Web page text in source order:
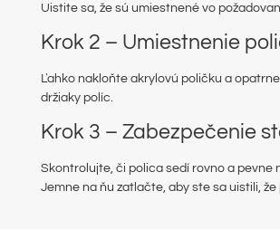
Uistite sa, že sú umiestnené vo
Krok 2 – Umiestnenie
Ľahko nakloňte akrylovú poličku a
držiaky políc.
Krok 3 – Zabezpečenie
Skontrolujte, či polica sedí rovno a pevne
Jemne na ňu zatlačte, aby ste sa uistili, že